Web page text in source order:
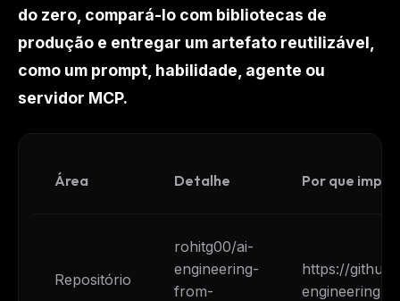
do zero, compará-lo com bibliotecas de
produção e entregar um artefato reutilizável,
como um prompt, habilidade, agente ou
servidor MCP.
Área Detalhe Por que
Repositório
rohitg00/ai-
engineering-
from-
https://
engineering-